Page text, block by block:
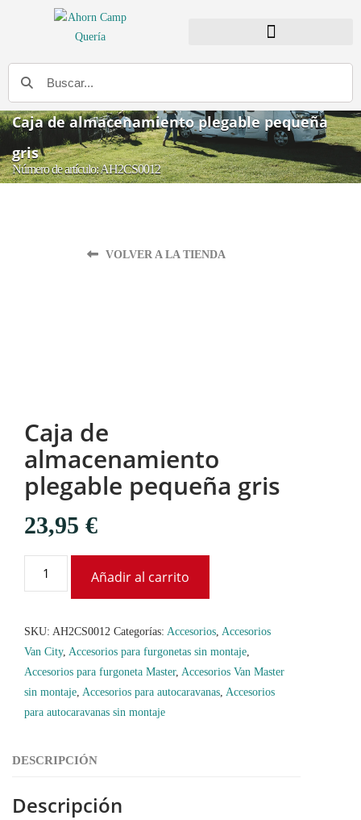
Caja de almacenamiento plegable pequeña
gris
Número de artículo: AH2CS0012
VOLVER A LA TIENDA
Caja de
almacenamiento
plegable pequeña gris
23,95 €
Añadir al carrito
SKU: AH2CS0012 Categorías: Accesorios Accesorios
Van City, Accesorios para furgonetas sin montaje
Accesorios para furgoneta Master, Accesorios Van Master
sin montaje Accesorios para autocaravanas Accesorios
para autocaravanas sin montaje
DESCRIPCIÓN
Descripción